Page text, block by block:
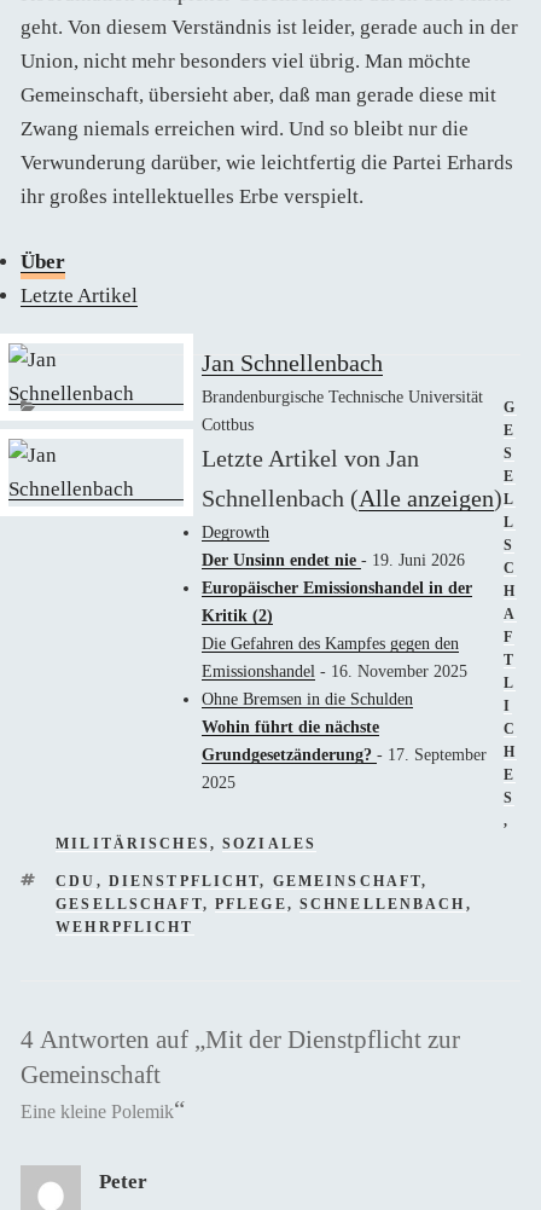
geht. Von diesem Verständnis ist leider, gerade auch in der
Union, nicht mehr besonders viel übrig. Man möchte
Gemeinschaft, übersieht aber, daß man gerade diese mit
Zwang niemals erreichen wird. Und so bleibt nur die
Verwunderung darüber, wie leichtfertig die Partei Erhards
ihr großes intellektuelles Erbe verspielt.
Über
Letzte Artikel
Jan Schnellenbach
Brandenburgische Technische Universität
Cottbus
Letzte Artikel von Jan
Schnellenbach (Alle anzeigen)
Degrowth
Der Unsinn endet nie - 19. Juni 2026
Europäischer Emissionshandel in der
Kritik (2)
Die Gefahren des Kampfes gegen den
Emissionshandel- 16. November 2025
Ohne Bremsen in die Schulden
Wohin führt die nächste
Grundgesetzänderung? - 17. September
2025
G
E
S
E
L
L
S
C
H
A
F
T
L
I
C
H
E
S
,
MILITÄRISCHES ,SOZIALES
SCHLAGWÖRTER
CDU , DIENSTPFLICHT, GEMEINSCHAFT,
GESELLSCHAFT, PFLEGE, SCHNELLENBACH ,
WEHRPFLICHT
4 Antworten auf „Mit der Dienstpflicht zur
Gemeinschaft
Eine kleine Polemik“
Peter